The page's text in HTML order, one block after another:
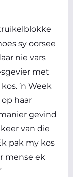
sy oorsee
nie vars
met
’n Week
haar
gevind
van die
pak my kos
mense ek